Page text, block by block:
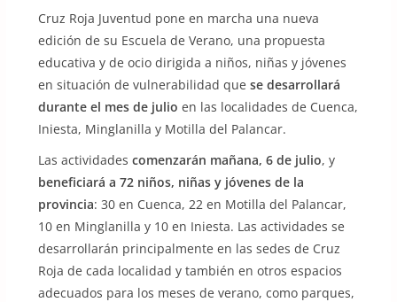
Cruz Roja Juventud pone en marcha una nueva
edición de su Escuela de Verano, una propuesta
educativa y de ocio dirigida a niños, niñas y jóvenes
en situación de vulnerabilidad que se desarrollará
durante el mes de julio en las localidades de Cuenca,
Iniesta, Minglanilla y Motilla del Palancar.
Las actividades comenzarán mañana, 6 de julio, y
beneficiará a 72 niños, niñas y jóvenes de la
provincia: 30 en Cuenca, 22 en Motilla del Palancar,
10 en Minglanilla y 10 en Iniesta. Las actividades se
desarrollarán principalmente en las sedes de Cruz
Roja de cada localidad y también en otros espacios
adecuados para los meses de verano, como parques,